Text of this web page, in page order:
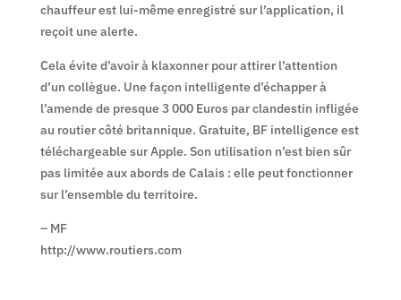
chauffeur est lui-même enregistré sur l’application, il
reçoit une alerte.
Cela évite d’avoir à klaxonner pour attirer l’attention
d’un collègue. Une façon intelligente d’échapper à
l’amende de presque 3 000 Euros par clandestin infligée
au routier côté britannique. Gratuite, BF intelligence est
téléchargeable sur Apple. Son utilisation n’est bien sûr
pas limitée aux abords de Calais : elle peut fonctionner
sur l’ensemble du territoire.
– MF
http://www.routiers.com